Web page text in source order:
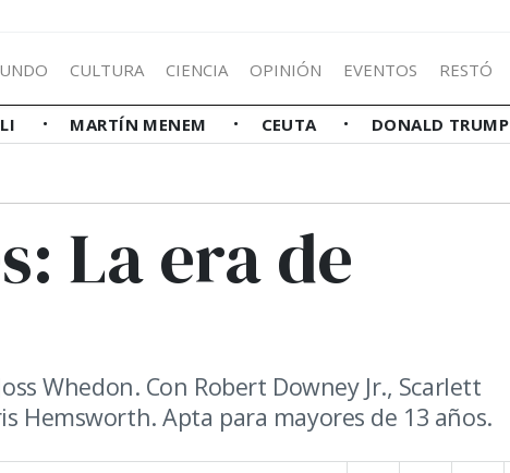
CULTURA CIENCIA OPINIÓN EVENTOS RESTÓ
MARTÍN MENEM CEUTA DONALD TRUMP
La era de
Whedon. Con Robert Downey Jr., Scarlett
Hemsworth. Apta para mayores de 13 años.